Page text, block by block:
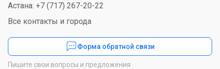
Астана: +7 (717) 267-20-22
Все контакты и города
Форма обратной связи
Пишите свои вопросы и предложения